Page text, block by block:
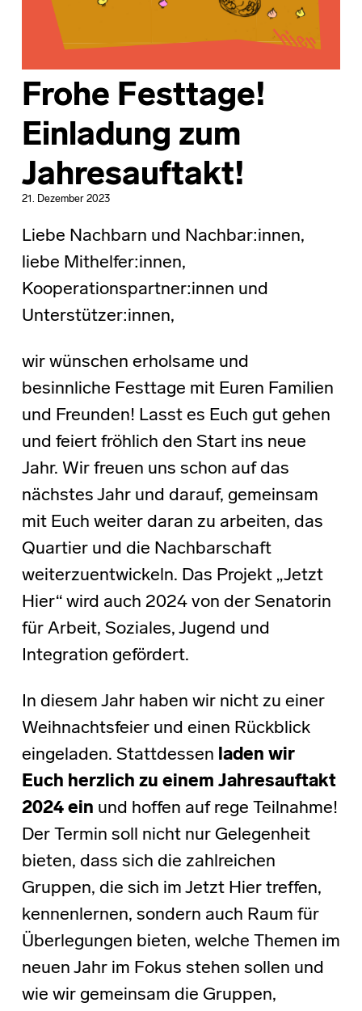
Frohe Festtage!
Einladung zum
Jahresauftakt!
21. Dezember 2023
Liebe Nachbarn und Nachbar:innen,
liebe Mithelfer:innen,
Kooperationspartner:innen und
Unterstützer:innen,
wir wünschen erholsame und
besinnliche Festtage mit Euren Familien
und Freunden! Lasst es Euch gut gehen
und feiert fröhlich den Start ins neue
Jahr. Wir freuen uns schon auf das
nächstes Jahr und darauf, gemeinsam
mit Euch weiter daran zu arbeiten, das
Quartier und die Nachbarschaft
weiterzuentwickeln. Das Projekt „Jetzt
Hier“ wird auch 2024 von der Senatorin
für Arbeit, Soziales, Jugend und
Integration gefördert.
In diesem Jahr haben wir nicht zu einer
Weihnachtsfeier und einen Rückblick
eingeladen. Stattdessen laden wir
Euch herzlich zu einem Jahresauftakt
2024 ein und hoffen auf rege Teilnahme!
Der Termin soll nicht nur Gelegenheit
bieten, dass sich die zahlreichen
Gruppen, die sich im Jetzt Hier treffen,
kennenlernen, sondern auch Raum für
Überlegungen bieten, welche Themen im
neuen Jahr im Fokus stehen sollen und
wie wir gemeinsam die Gruppen,